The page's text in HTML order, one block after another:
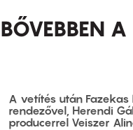
BŐVEBBEN
A vetítés után
rendezővel, Herendi
producerrel Veiszer